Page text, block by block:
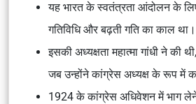
यह भारत के स्वतंत्रता आंदोलन के
गतिविधि और बढ़ती गति का काल था।
इसकी अध्यक्षता महात्मा गांधी ने की
जब उन्होंने कांग्रेस अध्यक्ष के रूप में
1924 के कांग्रेस अधिवेशन में भाग